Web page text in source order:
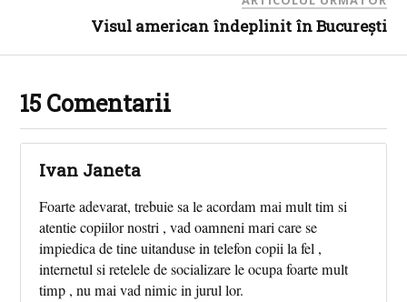
Visul american îndeplinit în București
15 Comentarii
Ivan Janeta
Foarte adevarat, trebuie sa le acordam mai mult tim si
atentie copiilor nostri , vad oamneni mari care se
impiedica de tine uitanduse in telefon copii la fel ,
internetul si retelele de socializare le ocupa foarte mult
timp , nu mai vad nimic in jurul lor.